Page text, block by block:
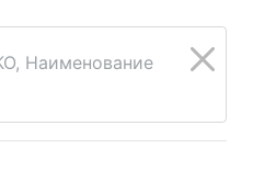
Наименование